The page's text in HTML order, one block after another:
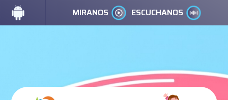
MIRANOS ESCUCHANOS